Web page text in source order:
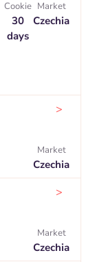
Cookie
30
days
Market
Czechia
>
Market
Czechia
>
Market
Czechia